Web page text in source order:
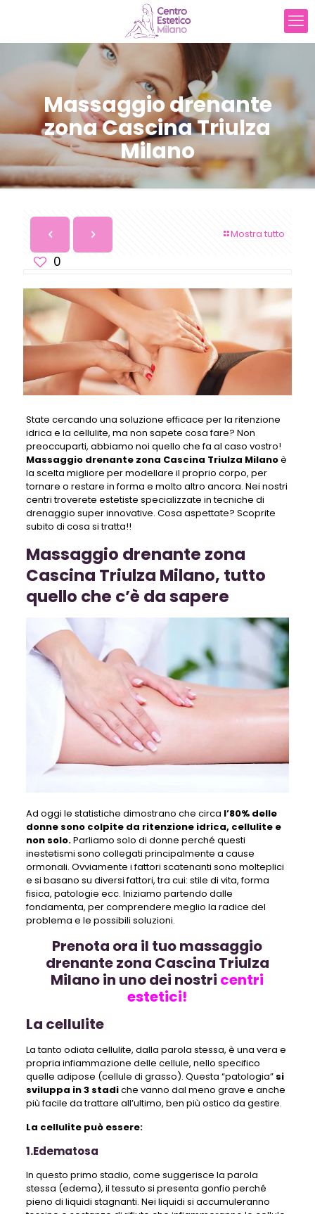
Massaggio drenante
zona Cascina Triulza
Milano
Mostra tutto
0
State cercando una soluzione efficace per la ritenzione
idrica e la cellulite, ma non sapete cosa fare? Non
preoccuparti, abbiamo noi quello che fa al caso vostro!
Massaggio drenante zona Cascina Triulza Milanoè
la scelta migliore per modellare il proprio corpo, per
tornare o restare in forma e molto altro ancora. Nei nostri
centri troverete estetiste specializzate in tecniche di
drenaggio super innovative. Cosa aspettate? Scoprite
subito di cosa si tratta!!
Massaggio drenante zona
Cascina Triulza Milano, tutto
quello che c’è da sapere
Ad oggi le statistiche dimostrano che circa l’80% delle
donne sono colpite da ritenzione idrica, cellulite e
non solo.Parliamo solo di donne perché questi
inestetismi sono collegati principalmente a cause
ormonali. Ovviamente i fattori scatenanti sono molteplici
e si basano su diversi fattori, tra cui: stile di vita, forma
fisica, patologie ecc. Iniziamo partendo dalle
fondamenta, per comprendere meglio la radice del
problema e le possibili soluzioni.
Prenota ora il tuo massaggio
drenante zona Cascina Triulza
Milano in uno dei nostri centri
estetici!
La cellulite
La tanto odiata cellulite, dalla parola stessa, è una vera e
propria infiammazione delle cellule, nello specifico
quelle adipose (cellule di grasso). Questa “patologia” si
sviluppa in 3 stadiche vanno dal meno grave e anche
più facile da trattare all’ultimo, ben più ostico da gestire.
La cellulite può essere:
1.Edematosa
In questo primo stadio, come suggerisce la parola
stessa (edema), il tessuto si presenta gonfio perché
pieno di liquidi stagnanti. Nei liquidi si accumuleranno